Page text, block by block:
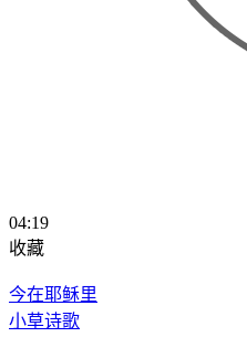
04:19
收藏
今在耶稣里
小草诗歌